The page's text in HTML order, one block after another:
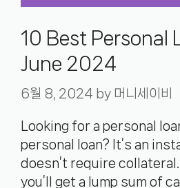
10 Best Personal
June 2024
6월 8, 2024 by 머니세이비
Looking for a personal
personal loan? It’s an
doesn’t require
you’ll get a lump sum of